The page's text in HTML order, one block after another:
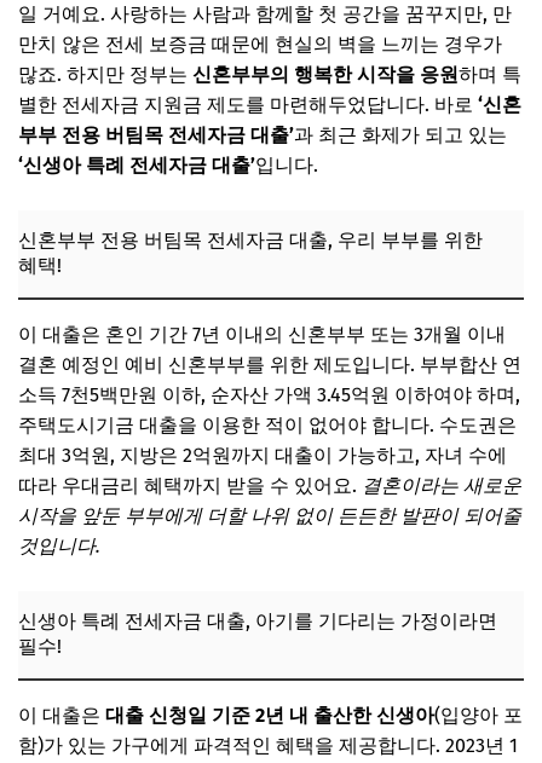
일 거예요. 사랑하는 사람과 함께할 첫 공간을 꿈꾸지만, 만
만치 않은 전세 보증금 때문에 현실의 벽을 느끼는 경우가
많죠. 하지만 정부는 신혼부부의 행복한 시작을 응원하며 특
별한 전세자금 지원금 제도를 마련해두었답니다. 바로 ‘신혼
부부 전용 버팀목 전세자금 대출’과 최근 화제가 되고 있는
‘신생아 특례 전세자금 대출’입니다.
신혼부부 전용 버팀목 전세자금 대출, 우리 부부를 위한
혜택!
이 대출은 혼인 기간 7년 이내의 신혼부부 또는 3개월 이내
결혼 예정인 예비 신혼부부를 위한 제도입니다. 부부합산 연
소득 7천5백만원 이하, 순자산 가액 3.45억원 이하여야 하며,
주택도시기금 대출을 이용한 적이 없어야 합니다. 수도권은
최대 3억원, 지방은 2억원까지 대출이 가능하고, 자녀 수에
따라 우대금리 혜택까지 받을 수 있어요. 결혼이라는 새로운
시작을 앞둔 부부에게 더할 나위 없이 든든한 발판이 되어줄
것입니다.
신생아 특례 전세자금 대출, 아기를 기다리는 가정이라면
필수!
이 대출은 대출 신청일 기준 2년 내 출산한 신생아(입양아 포
함)가 있는 가구에게 파격적인 혜택을 제공합니다. 2023년 1